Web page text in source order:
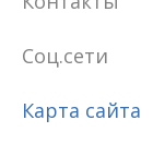
Соц.сети
Карта сайта